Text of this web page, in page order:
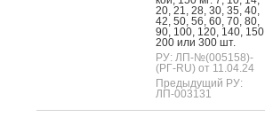
20, 21, 28, 30, 35, 40,
42, 50, 56, 60, 70, 80,
90, 100, 120, 140, 150,
200 или 300 шт.
РУ: ЛП-№(005158)-
(РГ-RU) от 11.04.24
Предыдущий РУ:
ЛП-003131